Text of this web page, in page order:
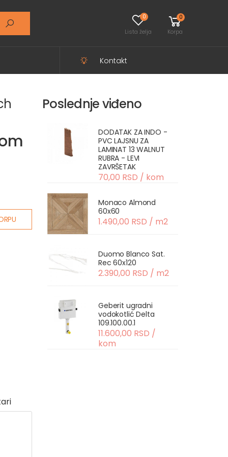
0
Lista želja
0
Korpa
Kontakt
Poslednje viđeno
DODATAK ZA INDO -
PVC LAJSNU ZA
LAMINAT 13 WALNUT
RUBRA - LEVI
ZAVRŠETAK
70,00 RSD / kom
Monaco Almond
60x60
1.490,00 RSD / m2
Duomo Blanco Sat.
Rec 60x120
2.390,00 RSD / m2
Geberit ugradni
vodokotlić Delta
109.100.00.1
11.600,00 RSD /
kom